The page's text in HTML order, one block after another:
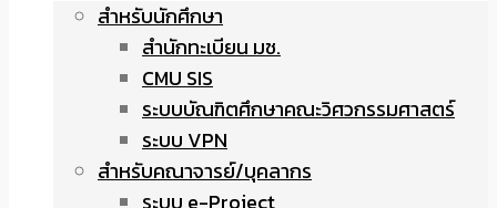
สำหรับนักศึกษา
สำนักทะเบียน มช.
CMU SIS
ระบบบัณฑิตศึกษาคณะวิศวกรรมศาสตร์
ระบบ VPN
สำหรับคณาจารย์/บุคลากร
ระบบ e-Project